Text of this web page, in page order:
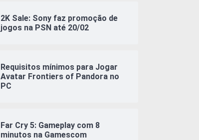
2K Sale: Sony faz promoção de
jogos na PSN até 20/02
Requisitos mínimos para Jogar
Avatar Frontiers of Pandora no
PC
Far Cry 5: Gameplay com 8
minutos na Gamescom